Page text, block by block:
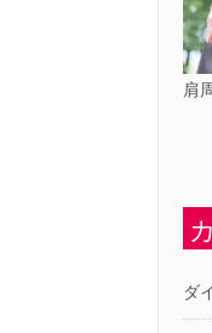
肩
ダ